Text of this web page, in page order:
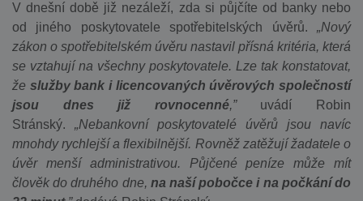
V dnešní době již nezáleží, zda si půjčíte od banky nebo
od jiného poskytovatele spotřebitelských úvěrů. „Nový
zákon o spotřebitelském úvěru nastavil přísná kritéria, která
se vztahují na všechny poskytovatele. Lze tak konstatovat,
že služby bank i licencovaných úvěrových společností
jsou dnes již rovnocenné,”uvádí Robin
Stránský. „Nebankovní poskytovatelé úvěrů jsou navíc
mnohdy rychlejší a flexibilnější. Rovněž zatěžují žadatele o
úvěr menší administrativou. Půjčené peníze může mít
člověk do druhého dne, na naší pobočce i na počkání do